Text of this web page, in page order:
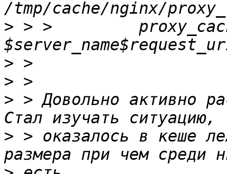
> > >
>
>
> > Довольно активно
> > оказалось в кеше